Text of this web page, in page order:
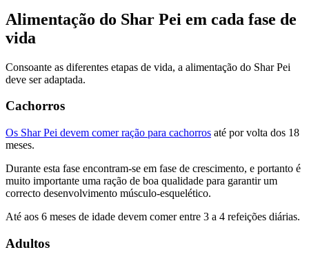
Alimentação do Shar Pei em cada fase de
vida
Consoante as diferentes etapas de vida, a alimentação do Shar Pei
deve ser adaptada.
Cachorros
Os Shar Pei devem comer ração para cachorros até por volta dos 18
meses.
Durante esta fase encontram-se em fase de crescimento, e portanto é
muito importante uma ração de boa qualidade para garantir um
correcto desenvolvimento músculo-esquelético.
Até aos 6 meses de idade devem comer entre 3 a 4 refeições diárias.
Adultos